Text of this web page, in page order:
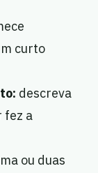
curto
descreva
fez a
ou duas